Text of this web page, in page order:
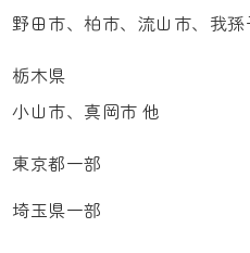
野田市、柏市、流山市、我
栃木県
小山市、真岡市 他
東京都一部
埼玉県一部